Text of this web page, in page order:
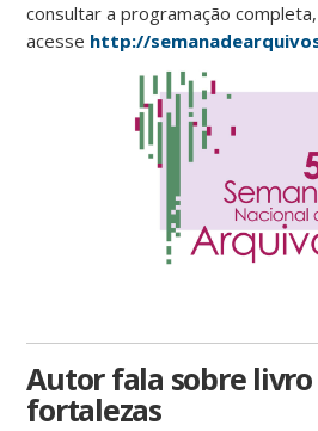
consultar a programação completa,
acesse http://
Autor fala sobre livro
fortalezas